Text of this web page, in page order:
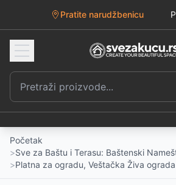
Pratite narudžbenicu
Početak
>Sve za Baštu i Terasu: Baštenski
>Platna za ogradu, Veštačka Živa